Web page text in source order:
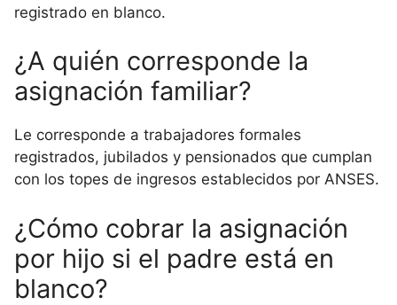
registrado en blanco.
¿A quién corresponde la
asignación familiar?
Le corresponde a trabajadores formales
registrados, jubilados y pensionados que cumplan
con los topes de ingresos establecidos por ANSES.
¿Cómo cobrar la asignación
por hijo si el padre está en
blanco?